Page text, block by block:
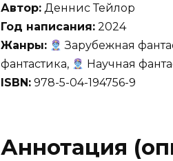
Автор: Деннис Тейлор
Год написания: 2024
Жанры:
Зарубежная
фантастика,
Научная
ISBN: 978-5-04-194756-9
Аннотация